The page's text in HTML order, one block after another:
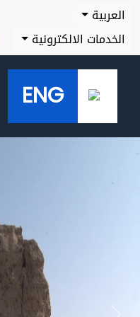
العربية
الخدمات الالكترونية
ENG